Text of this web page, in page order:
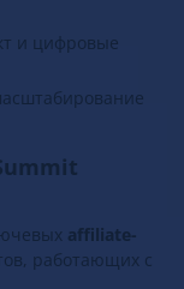
и цифровые
affiliate-
работающих с